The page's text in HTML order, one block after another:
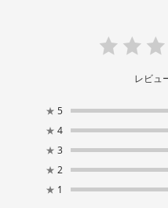
レビュ
★ 5
★ 4
★ 3
★ 2
★ 1